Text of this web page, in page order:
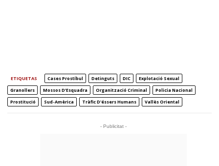
ETIQUETAS Cases Prostíbul Detinguts DIC
Explotació Sexual
Granollers
Mossos D’Esquadra Organització Criminal
Policia Nacional
Prostitució
Sud-Amèrica Tràfic D'éssers Humans Vallès Oriental
- Publicitat -